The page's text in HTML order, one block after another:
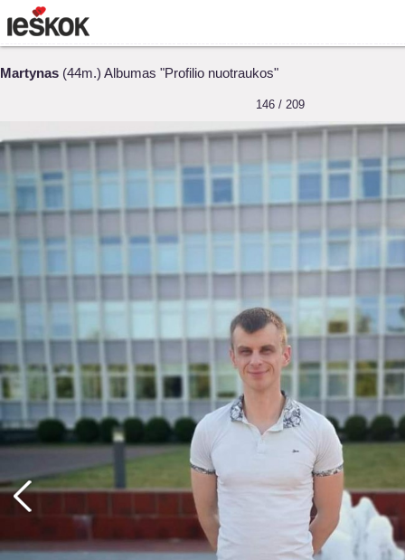
Martynas (44m.) Albumas "Profilio nuotraukos"
146 / 209